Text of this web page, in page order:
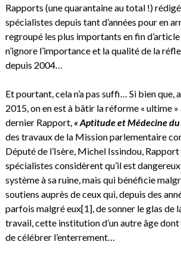
Rapports (une quarantaine au total !)
spécialistes depuis tant d’années pour en
regroupé les plus importants en fin
n’ignore l’importance et la qualité de la
depuis 2004…
Et pourtant, cela n’a pas suffi… Si bien que,
2015, on en est à bâtir la réforme « ultime
dernier Rapport, « Aptitude et Médecine
des travaux de la Mission parlementaire
Député de l’Isère, Michel Issindou,
spécialistes considèrent qu’il est
système à sa ruine, mais qui bénéficie
soutiens auprès de ceux qui, depuis des
parfois malgré eux[1], de sonner le glas de
travail, cette institution d’un autre âge
de célébrer l’enterrement…